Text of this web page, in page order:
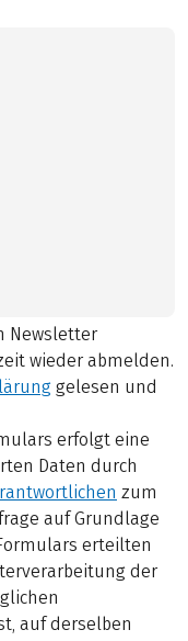
Newsletter
wieder abmelden.
gelesen und
erfolgt eine
Daten durch
zum
auf Grundlage
erteilten
der
auf derselben